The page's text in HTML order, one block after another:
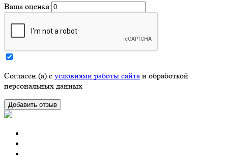
Ваша оценка:
Согласен (а) с условиями работы сайта и обработкой
персональных данных